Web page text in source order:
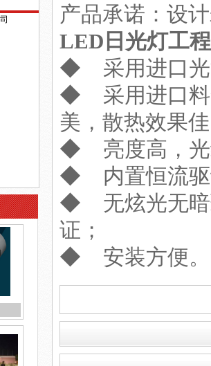
产品承诺：设
LED日光灯工程
◆ 采用进口光
◆ 采用进口料
美，散热效果
◆ 亮度高，光
◆ 内置恒流驱
◆ 无炫光无暗
证；
◆ 安装方便。